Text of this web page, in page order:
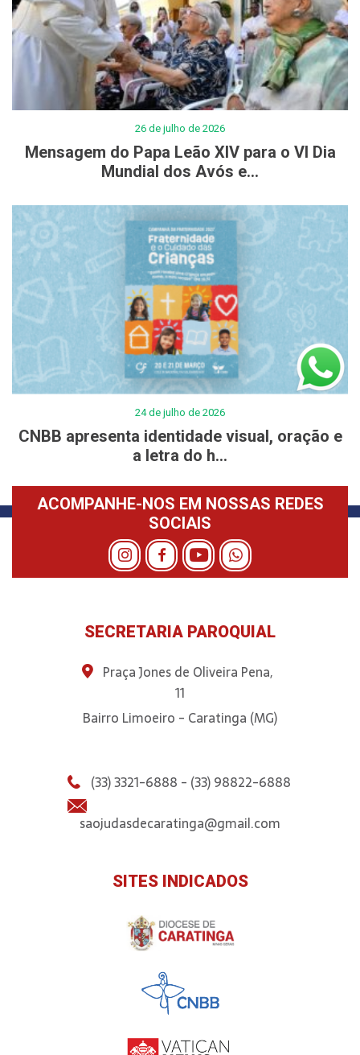
26 de julho de 2026
Mensagem do Papa Leão XIV para o VI Dia
Mundial dos Avós e...
24 de julho de 2026
CNBB apresenta identidade visual, oração e
a letra do h...
ACOMPANHE-NOS EM NOSSAS REDES
SOCIAIS
SECRETARIA PAROQUIAL
Praça Jones de Oliveira Pena,
11
Bairro Limoeiro - Caratinga (MG)
(33) 3321-6888 - (33) 98822-6888
saojudasdecaratinga@gmail.com
SITES INDICADOS